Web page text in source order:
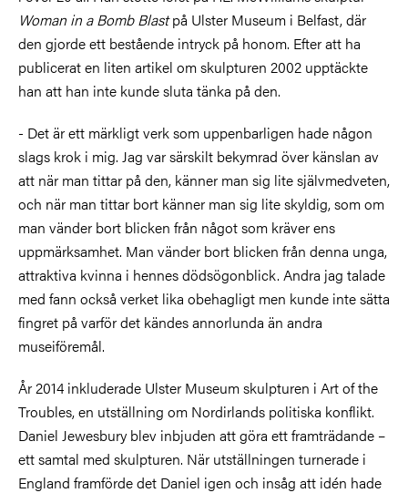
Woman in a Bomb Blastpå Ulster Museum i Belfast, där
den gjorde ett bestående intryck på honom. Efter att ha
publicerat en liten artikel om skulpturen 2002 upptäckte
han att han inte kunde sluta tänka på den.
- Det är ett märkligt verk som uppenbarligen hade någon
slags krok i mig. Jag var särskilt bekymrad över känslan av
att när man tittar på den, känner man sig lite självmedveten,
och när man tittar bort känner man sig lite skyldig, som om
man vänder bort blicken från något som kräver ens
uppmärksamhet. Man vänder bort blicken från denna unga,
attraktiva kvinna i hennes dödsögonblick. Andra jag talade
med fann också verket lika obehagligt men kunde inte sätta
fingret på varför det kändes annorlunda än andra
museiföremål.
År 2014 inkluderade Ulster Museum skulpturen i Art of the
Troubles, en utställning om Nordirlands politiska konflikt.
Daniel Jewesbury blev inbjuden att göra ett framträdande –
ett samtal med skulpturen. När utställningen turnerade i
England framförde det Daniel igen och insåg att idén hade